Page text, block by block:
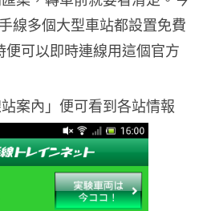
線多個大型車站都設置免費
可以即時連線用這個官方
案內」便可看到各站情報